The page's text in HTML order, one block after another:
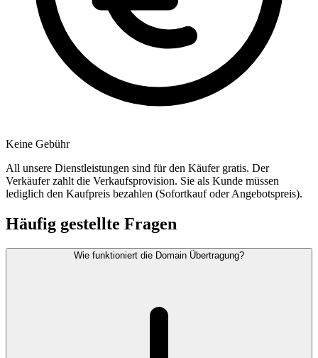
Keine Gebühr
All unsere Dienstleistungen sind für den Käufer gratis. Der
Verkäufer zahlt die Verkaufsprovision. Sie als Kunde müssen
lediglich den Kaufpreis bezahlen (Sofortkauf oder Angebotspreis).
Häufig gestellte Fragen
Wie funktioniert die Domain Übertragung?